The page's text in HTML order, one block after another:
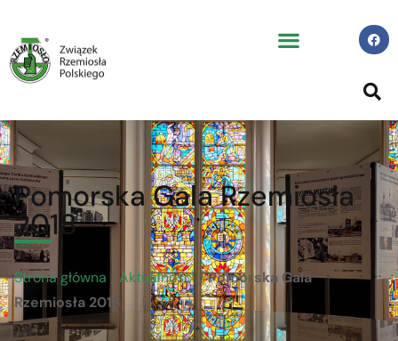
Pomorska Gala Rzemiosła
2018
Strona główna / Aktualności/Pomorska Gala
Rzemiosła 2018